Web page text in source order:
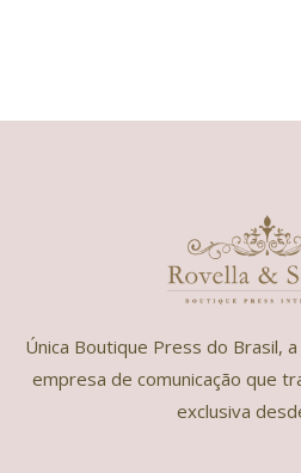
Única Boutique Press do Brasil, a
empresa de comunicação que
exclusiva